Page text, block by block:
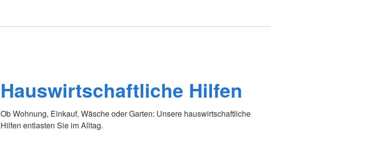
Hauswirtschaftliche Hilfen
Ob Wohnung, Einkauf, Wäsche oder Garten: Unsere hauswirtschaftliche
Hilfen entlasten Sie im Alltag.